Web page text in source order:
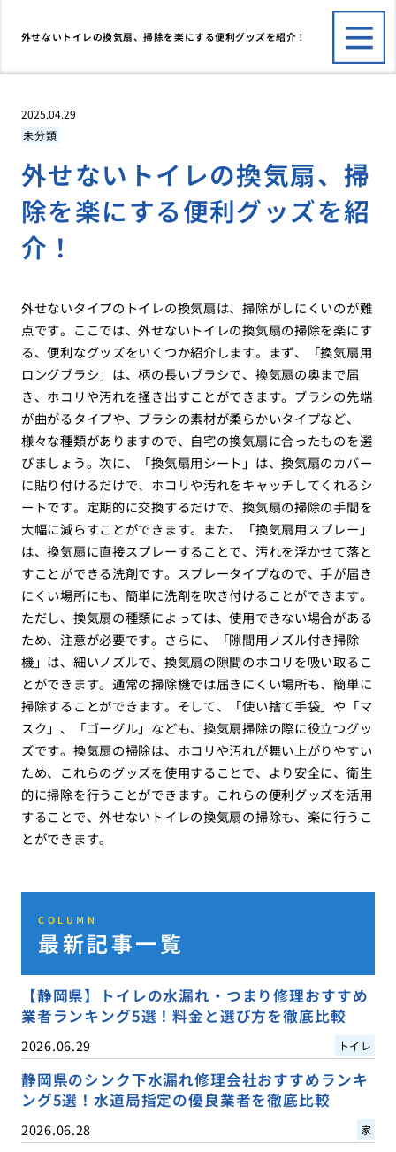
外せないトイレの換気扇、掃除を楽にする便利グッズを紹介！
2025.04.29
未分類
外せないトイレの換気扇、掃
除を楽にする便利グッズを紹
介！
外せないタイプのトイレの換気扇は、掃除がしにくいのが難
点です。ここでは、外せないトイレの換気扇の掃除を楽にす
る、便利なグッズをいくつか紹介します。まず、「換気扇用
ロングブラシ」は、柄の長いブラシで、換気扇の奥まで届
き、ホコリや汚れを掻き出すことができます。ブラシの先端
が曲がるタイプや、ブラシの素材が柔らかいタイプなど、
様々な種類がありますので、自宅の換気扇に合ったものを選
びましょう。次に、「換気扇用シート」は、換気扇のカバー
に貼り付けるだけで、ホコリや汚れをキャッチしてくれるシ
ートです。定期的に交換するだけで、換気扇の掃除の手間を
大幅に減らすことができます。また、「換気扇用スプレー」
は、換気扇に直接スプレーすることで、汚れを浮かせて落と
すことができる洗剤です。スプレータイプなので、手が届き
にくい場所にも、簡単に洗剤を吹き付けることができます。
ただし、換気扇の種類によっては、使用できない場合がある
ため、注意が必要です。さらに、「隙間用ノズル付き掃除
機」は、細いノズルで、換気扇の隙間のホコリを吸い取るこ
とができます。通常の掃除機では届きにくい場所も、簡単に
掃除することができます。そして、「使い捨て手袋」や「マ
スク」、「ゴーグル」なども、換気扇掃除の際に役立つグッ
ズです。換気扇の掃除は、ホコリや汚れが舞い上がりやすい
ため、これらのグッズを使用することで、より安全に、衛生
的に掃除を行うことができます。これらの便利グッズを活用
することで、外せないトイレの換気扇の掃除も、楽に行うこ
とができます。
COLUMN
最新記事一覧
【静岡県】トイレの水漏れ・つまり修理おすすめ
業者ランキング5選！料金と選び方を徹底比較
2026.06.29 トイレ
静岡県のシンク下水漏れ修理会社おすすめランキ
ング5選！水道局指定の優良業者を徹底比較
2026.06.28 家